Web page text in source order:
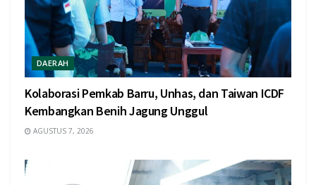
DAERAH
Kolaborasi Pemkab Barru, Unhas, dan Taiwan ICDF
Kembangkan Benih Jagung Unggul
AGUSTUS 7, 2026